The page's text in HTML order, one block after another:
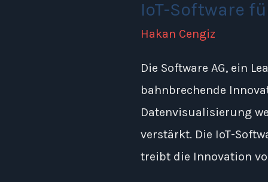
IoT-Software
Hakan Cengiz
Die Software AG, ein
bahnbrechende
Datenvisualisierung
verstärkt. Die IoT-
treibt die Innovation